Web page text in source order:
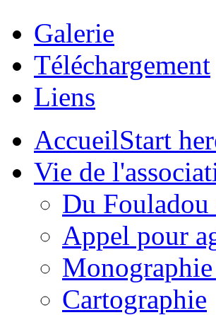
Galerie
Téléchargement
Liens
AccueilStart
Vie de
Du Fouladou
Appel pour
Cartographie